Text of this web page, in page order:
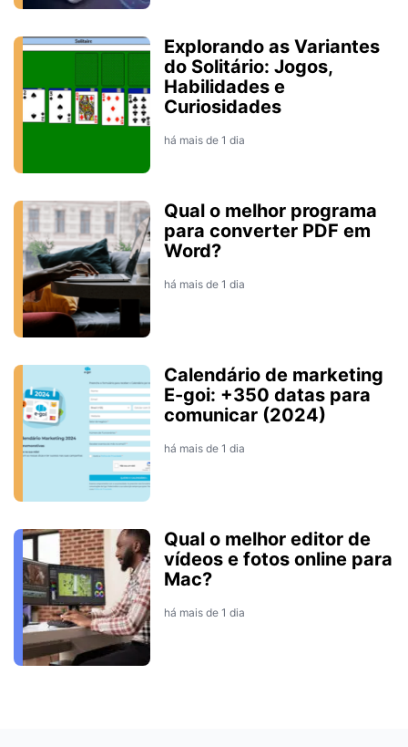
Explorando as Variantes
do Solitário: Jogos,
Habilidades e
Curiosidades
há mais de 1 dia
Qual o melhor programa
para converter PDF em
Word?
há mais de 1 dia
Calendário de marketing
E-goi: +350 datas para
comunicar (2024)
há mais de 1 dia
Qual o melhor editor de
vídeos e fotos online para
Mac?
há mais de 1 dia